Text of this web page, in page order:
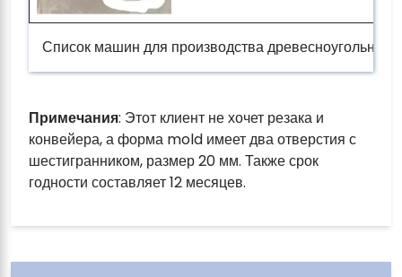
Список машин для производства древесноугольных
Примечания: Этот клиент не хочет резака и
конвейера, а форма mold имеет два отверстия с
шестигранником, размер 20 мм. Также срок
годности составляет 12 месяцев.